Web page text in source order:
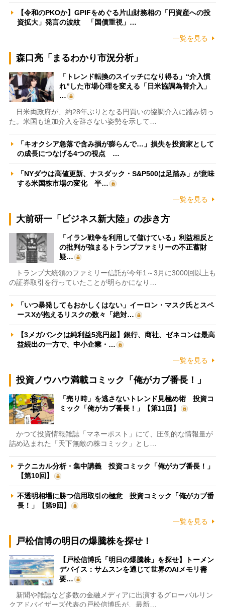
【令和のPKOか】GPIFをめぐる片山財務相の「円資産への投
資拡大」発言の波紋 「国債重視」…
一覧を見る
森口亮「まるわかり市況分析」
「トレンド転換のスイッチになり得る」“介入慣
れ”した市場心理を変える「日米協調為替介入」
…
日米両政府が、約28年ぶりとなる円買いの協調介入に踏み切っ
た。米国も追加介入を辞さない姿勢を示して…
「キオクシア急落で含み損が膨らんで…」損失を投資家として
の成長につなげる4つの視点 …
「NYダウは高値更新、ナスダック・S&P500は足踏み」が意味
する米国株市場の変化 半…
一覧を見る
大前研一「ビジネス新大陸」の歩き方
「イラン戦争を利用して儲けている」利益相反と
の批判が強まるトランプファミリーの不正蓄財
疑…
トランプ大統領のファミリー信託が今年1～3月に3000回以上も
の証券取引を行っていたことが明らかになり…
「いつ暴発してもおかしくはない」イーロン・マスク氏とスペ
ースXが抱えるリスクの数々「絶対…
【3メガバンクは純利益5兆円超】銀行、商社、ゼネコンは最高
益続出の一方で、中小企業・…
一覧を見る
投資ノウハウ満載コミック「俺がカブ番長！」
「売り時」を逃さないトレンド見極め術 投資コ
ミック「俺がカブ番長！」【第11回】
かつて投資情報雑誌「マネーポスト」にて、圧倒的な情報量が
詰め込まれた「天下無敵の株コミック」とし…
テクニカル分析・集中講義 投資コミック「俺がカブ番長！」
【第10回】
不透明相場に勝つ信用取引の極意 投資コミック「俺がカブ番
長！」【第9回】
一覧を見る
戸松信博の明日の爆騰株を探せ！
【戸松信博氏「明日の爆騰株」を探せ】トーメン
デバイス：サムスンを通じて世界のAIメモリ需
要…
新聞や雑誌など多数の金融メディアに出演するグローバルリン
クアドバイザーズ代表の戸松信博氏が、最新…